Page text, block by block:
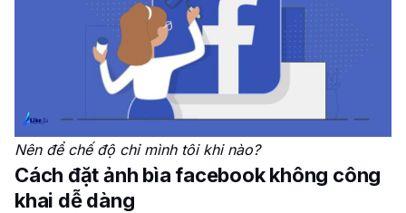
Nên để chế độ chỉ mình tôi khi nào?
Cách đặt ảnh bìa facebook không công
khai dễ dàng